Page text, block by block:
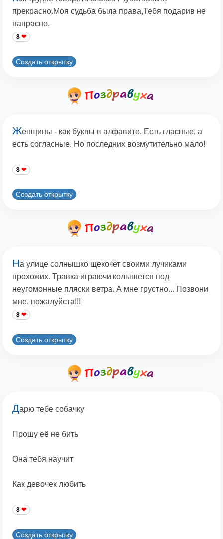
прекрасно.Моя судьба была права,Тебя подарив не
напрасно.
8
Создать открытку
Женщины - как буквы в алфавите. Есть гласные, а
есть согласные. Но последних возмутительно мало!
8
Создать открытку
На улице солнышко щекочет своими лучиками
прохожих. Травка играючи колышется под
неугомонные пляски ветра. А мне грустно... Позвони
мне, пожалуйста!!!
8
Создать открытку
Дарю тебе собачку
Прошу её не бить
Она тебя научит
Как девочек любить
8
Создать открытку